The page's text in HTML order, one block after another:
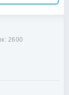
2600